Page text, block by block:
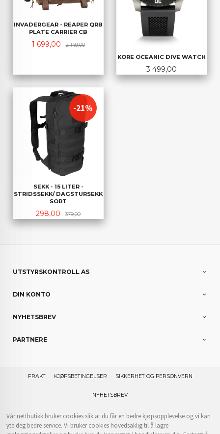
INVADERGEAR - REAPER QRB
PLATE CARRIER CB
Tilbud
1 699,00 2 149,00Rabatt
KORE OCEANIC DIVE WATCH
Pris
3 499,00
SEKK - 15 LITER -
STRIDSSEKK/ DAGSTURSEKK
SORT
Tilbud
298,00 379,00Rabatt
-21%
UTSTYRSKONTROLL AS
DIN KONTO
NYHETSBREV
PARTNERE
FRAKT KJØPSBETINGELSER SIKKERHET OG PERSONVERN
NYHETSBREV
Vår nettbutikk bruker cookies slik at du får en bedre kjøpsopplevelse og vi kan
yte deg bedre service. Vi bruker cookies hovedsaklig til å lagre